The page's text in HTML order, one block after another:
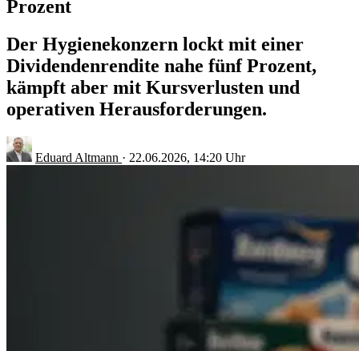
Prozent
Der Hygienekonzern lockt mit einer
Dividendenrendite nahe fünf Prozent,
kämpft aber mit Kursverlusten und
operativen Herausforderungen.
Eduard Altmann · 22.06.2026, 14:20 Uhr